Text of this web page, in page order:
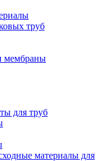
труб
мембраны
для труб
материалы для